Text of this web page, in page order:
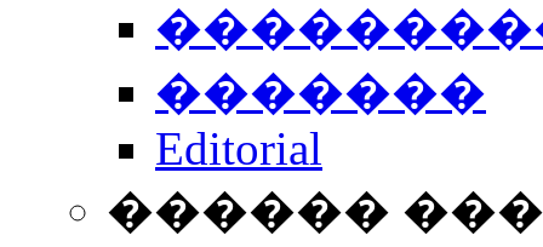
�������
Editorial
������